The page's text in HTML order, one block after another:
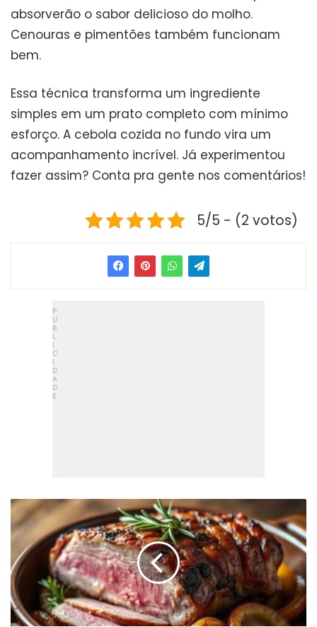
absorverão o sabor delicioso do molho.
Cenouras e pimentões também funcionam
bem.
Essa técnica transforma um ingrediente
simples em um prato completo com mínimo
esforço. A cebola cozida no fundo vira um
acompanhamento incrível. Já experimentou
fazer assim? Conta pra gente nos comentários!
5/5 - (2 votos)
Picanha
Suína
No
Forno:
Suculenta
E
Crocante
Passo
A
Passo